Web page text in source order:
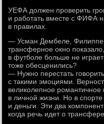
УЕФА должен проверить
и работать вместе с ФИФА
в правилах.
— Усман Дембеле,
трансферное окно
в футболе больше не
тоже обесценились?
— Нужно перестать
с такими эмоциями.
великолепное
в личной жизни. Но в
и деньги. Эти два
когда речь идет о трансфере.